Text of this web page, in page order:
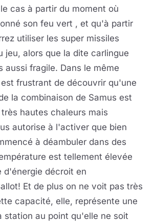
cas à partir du moment où
son feu vert , et qu'à partir
utiliser les super missiles
jeu, alors que la dite carlingue
aussi fragile. Dans le même
frustrant de découvrir qu'une
la combinaison de Samus est
hautes chaleurs mais
autorise à l'activer que bien
à déambuler dans des
est tellement élevée
d'énergie décroit en
Et de plus on ne voit pas très
capacité, elle, représente une
station au point qu'elle ne soit